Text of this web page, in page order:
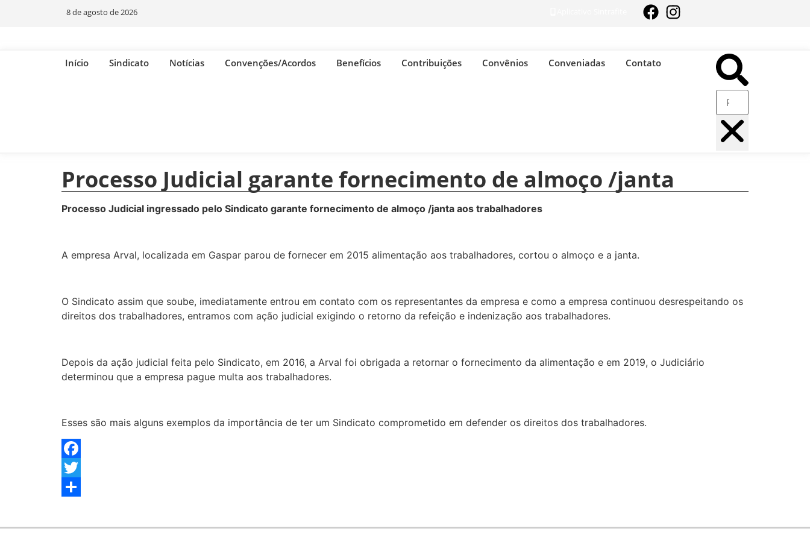
8 de agosto de 2026
Início Sindicato Notícias Convenções/Acordos Benefícios Contribuições Convênios Conveniadas Contato
Processo Judicial garante fornecimento de almoço /janta
Processo Judicial ingressado pelo Sindicato garante fornecimento de almoço /janta aos trabalhadores
A empresa Arval, localizada em Gaspar parou de fornecer em 2015 alimentação aos trabalhadores, cortou o almoço e a janta.
O Sindicato assim que soube, imediatamente entrou em contato com os representantes da empresa e como a empresa continuou desrespeitando os
direitos dos trabalhadores, entramos com ação judicial exigindo o retorno da refeição e indenização aos trabalhadores.
Depois da ação judicial feita pelo Sindicato, em 2016, a Arval foi obrigada a retornar o fornecimento da alimentação e em 2019, o Judiciário
determinou que a empresa pague multa aos trabalhadores.
Esses são mais alguns exemplos da importância de ter um Sindicato comprometido em defender os direitos dos trabalhadores.
Facebook
Twitter